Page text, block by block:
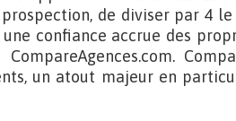
de diviser par 4
confiance accrue des
un atout majeur en